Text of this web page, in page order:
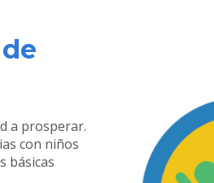
a prosperar.
con niños
básicas